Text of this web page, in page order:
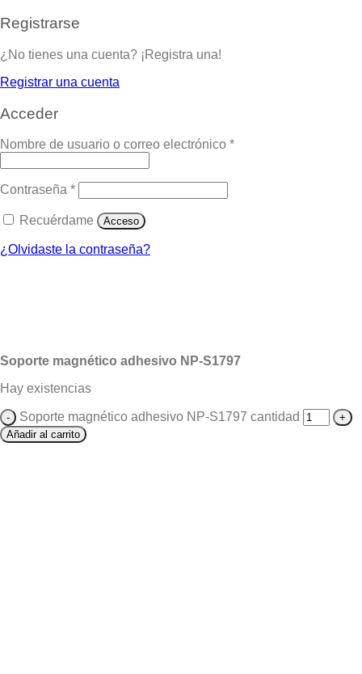
Registrarse
¿No tienes una cuenta? ¡Registra una!
Registrar una cuenta
Acceder
Nombre de usuario o correo electrónico *
Contraseña *
Recuérdame Acceso
¿Olvidaste la contraseña?
Soporte magnético adhesivo NP-S1797
Hay existencias
Soporte magnético adhesivo NP-S1797 cantidad
Añadir al carrito